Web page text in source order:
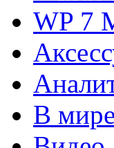
WP 7
В